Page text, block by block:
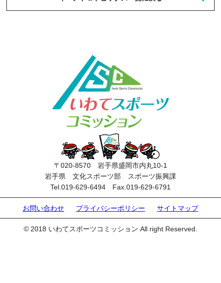
〒020-8570 岩手県盛岡市内丸10-1
岩手県 文化スポーツ部 スポーツ振興課
Tel.019-629-6494 Fax.019-629-6791
お問い合わせ プライバシーポリシー サイトマップ
© 2018 いわてスポーツコミッション All right Reserved.